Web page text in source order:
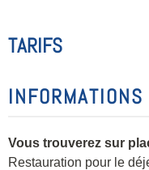
TARIFS
Vous trouverez sur
Restauration pour le